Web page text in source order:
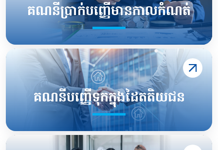
គណនីប្រាក់បញ្ញើមានកាលកំណត់
គណនីបញ្ញើទុកក្នុងដៃតតិយជន